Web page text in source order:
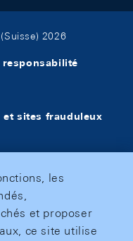
2026
sites frauduleux
les
et proposer
ce site utilise